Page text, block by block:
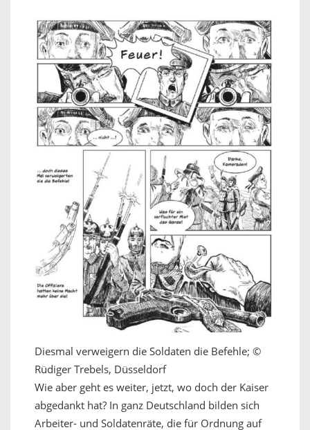
Diesmal verweigern die Soldaten die Befehle; ©
Rüdiger Trebels, Düsseldorf
Wie aber geht es weiter, jetzt, wo doch der Kaiser
abgedankt hat? In ganz Deutschland bilden sich
Arbeiter- und Soldatenräte, die für Ordnung auf